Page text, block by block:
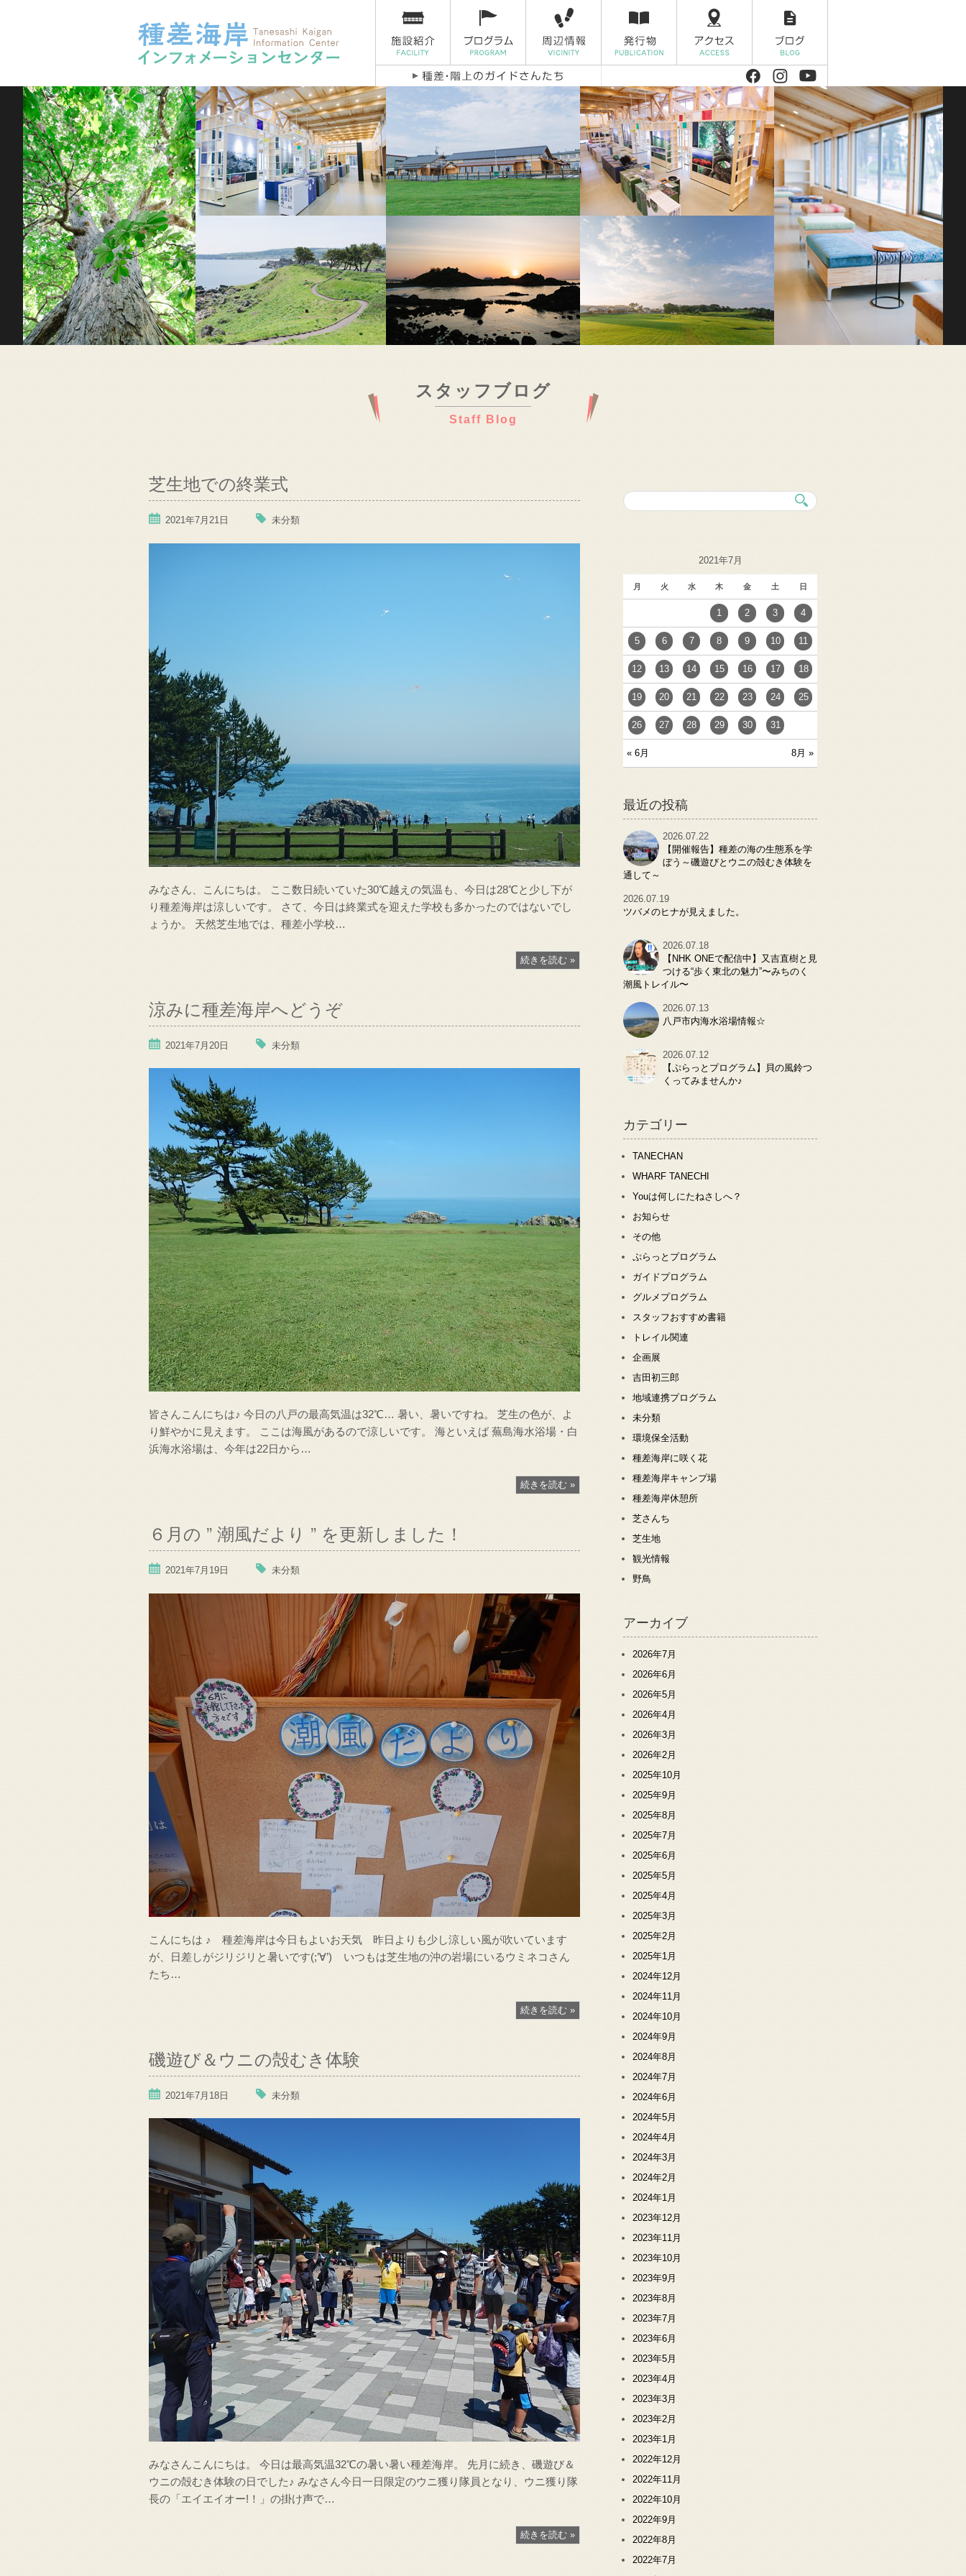
スタッフブログ
Staff Blog
芝生地での終業式
2021年7月21日 未分類
みなさん、こんにちは。 ここ数日続いていた30℃越えの気温も、今日は28℃と少し下が
り種差海岸は涼しいです。 さて、今日は終業式を迎えた学校も多かったのではないでし
ょうか。 天然芝生地では、種差小学校…
続きを読む »
涼みに種差海岸へどうぞ
2021年7月20日 未分類
皆さんこんにちは♪ 今日の八戸の最高気温は32℃… 暑い、暑いですね。 芝生の色が、よ
り鮮やかに見えます。 ここは海風があるので涼しいです。 海といえば 蕪島海水浴場・白
浜海水浴場は、今年は22日から…
続きを読む »
６月の ” 潮風だより ” を更新しました！
2021年7月19日 未分類
こんにちは ♪ 種差海岸は今日もよいお天気 昨日よりも少し涼しい風が吹いています
が、日差しがジリジリと暑いです(;’∀’) いつもは芝生地の沖の岩場にいるウミネコさん
たち…
続きを読む »
磯遊び＆ウニの殻むき体験
2021年7月18日 未分類
みなさんこんにちは。 今日は最高気温32℃の暑い暑い種差海岸。 先月に続き、磯遊び＆
ウニの殻むき体験の日でした♪ みなさん今日一日限定のウニ獲り隊員となり、ウニ獲り隊
長の「エイエイオー!！」の掛け声で…
続きを読む »
2021年7月
月 火 水 木 金 土 日
« 6月 8月 »
1 2 3 4
5 6 7 8 9 10 11
12 13 14 15 16 17 18
19 20 21 22 23 24 25
26 27 28 29 30 31
最近の投稿
2026.07.22
【開催報告】種差の海の生態系を学
ぼう～磯遊びとウニの殻むき体験を
通して～
2026.07.19
ツバメのヒナが見えました。
2026.07.18
【NHK ONEで配信中】又吉直樹と見
つける“歩く東北の魅力”〜みちのく
潮風トレイル〜
2026.07.13
八戸市内海水浴場情報☆
2026.07.12
【ぷらっとプログラム】貝の風鈴つ
くってみませんか♪
カテゴリー
TANECHAN
WHARF TANECHI
Youは何しにたねさしへ？
お知らせ
その他
ぷらっとプログラム
ガイドプログラム
グルメプログラム
スタッフおすすめ書籍
トレイル関連
企画展
吉田初三郎
地域連携プログラム
未分類
環境保全活動
種差海岸に咲く花
種差海岸キャンプ場
種差海岸休憩所
芝さんち
芝生地
観光情報
野鳥
アーカイブ
2026年7月
2026年6月
2026年5月
2026年4月
2026年3月
2026年2月
2025年10月
2025年9月
2025年8月
2025年7月
2025年6月
2025年5月
2025年4月
2025年3月
2025年2月
2025年1月
2024年12月
2024年11月
2024年10月
2024年9月
2024年8月
2024年7月
2024年6月
2024年5月
2024年4月
2024年3月
2024年2月
2024年1月
2023年12月
2023年11月
2023年10月
2023年9月
2023年8月
2023年7月
2023年6月
2023年5月
2023年4月
2023年3月
2023年2月
2023年1月
2022年12月
2022年11月
2022年10月
2022年9月
2022年8月
2022年7月